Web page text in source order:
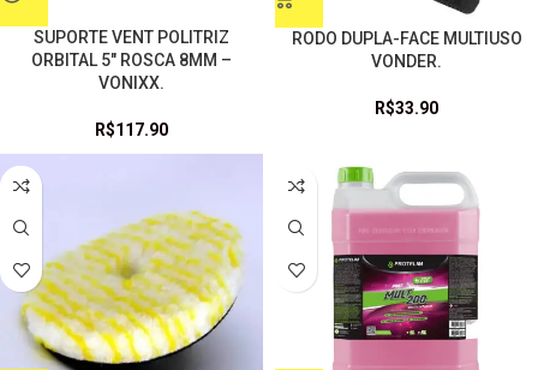
SUPORTE VENT POLITRIZ
ORBITAL 5″ ROSCA 8MM –
VONIXX.
R$117.90
RODO DUPLA-FACE MULTIUSO
VONDER.
R$33.90